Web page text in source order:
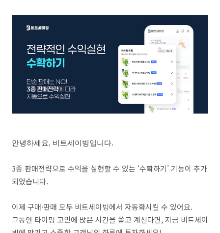
안녕하세요, 비트세이빙입니다.
3종 판매전략으로 수익을 실현할 수 있는 ‘수확하기’ 기능이 추가
되었습니다.
이제 구매·판매 모두 비트세이빙에서 자동화시킬 수 있어요.
그동안 타이밍 고민에 많은 시간을 쏟고 계신다면, 지금 비트세이